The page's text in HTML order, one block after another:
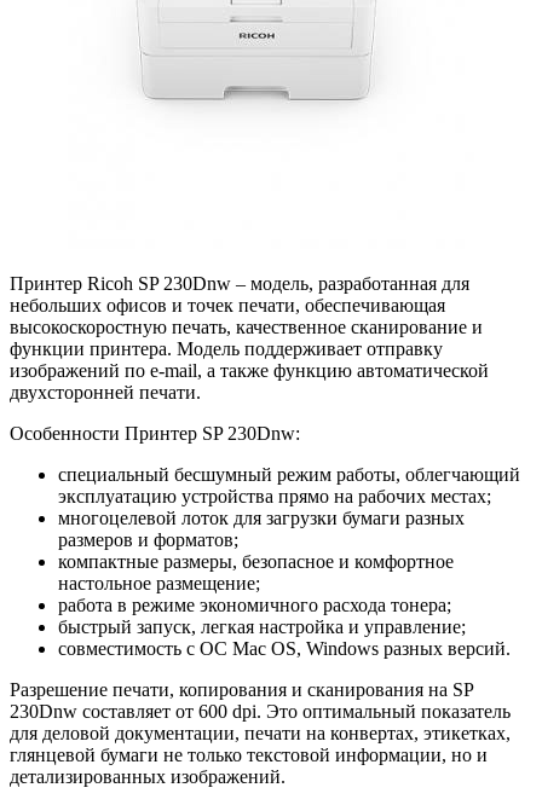
Принтер Ricoh SP 230Dnw – модель, разработанная для
небольших офисов и точек печати, обеспечивающая
высокоскоростную печать, качественное сканирование и
функции принтера. Модель поддерживает отправку
изображений по e-mail, а также функцию автоматической
двухсторонней печати.
Особенности Принтер SP 230Dnw:
специальный бесшумный режим работы, облегчающий
эксплуатацию устройства прямо на рабочих местах;
многоцелевой лоток для загрузки бумаги разных
размеров и форматов;
компактные размеры, безопасное и комфортное
настольное размещение;
работа в режиме экономичного расхода тонера;
быстрый запуск, легкая настройка и управление;
совместимость с ОС Mac OS, Windows разных версий.
Разрешение печати, копирования и сканирования на SP
230Dnw составляет от 600 dpi. Это оптимальный показатель
для деловой документации, печати на конвертах, этикетках,
глянцевой бумаги не только текстовой информации, но и
детализированных изображений.